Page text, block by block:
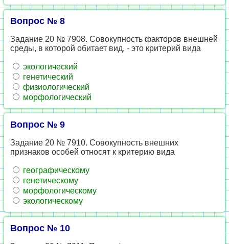
Вопрос № 8
Задание 20 № 7908. Совокупность факторов внешней
среды, в которой обитает вид, - это критерий вида
экологический
генетический
физиологический
морфологический
Вопрос № 9
Задание 20 № 7910. Совокупность внешних
признаков особей относят к критерию вида
географическому
генетическому
морфологическому
экологическому
Вопрос № 10